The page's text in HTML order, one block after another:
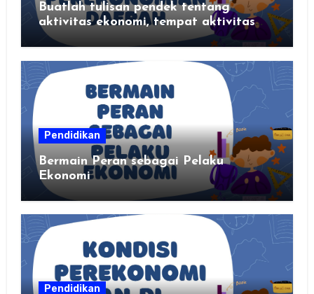
Buatlah tulisan pendek tentang
aktivitas ekonomi, tempat aktivitas
ekonomi, dan hasil produksi daerah
Pendidikan
Bermain Peran sebagai Pelaku
Ekonomi
Pendidikan